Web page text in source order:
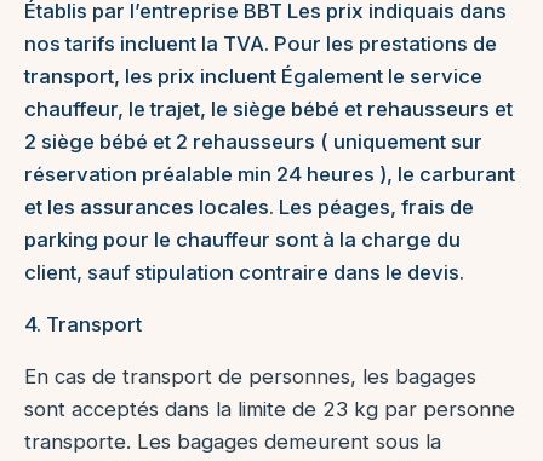
Établis par l’entreprise BBT Les prix indiquais dans
nos tarifs incluent la TVA. Pour les prestations de
transport, les prix incluent Également le service
chauffeur, le trajet, le siège bébé et rehausseurs et
2 siège bébé et 2 rehausseurs ( uniquement sur
réservation préalable min 24 heures ), le carburant
et les assurances locales. Les péages, frais de
parking pour le chauffeur sont à la charge du
client, sauf stipulation contraire dans le devis.
4. Transport
En cas de transport de personnes, les bagages
sont acceptés dans la limite de 23 kg par personne
transporte. Les bagages demeurent sous la